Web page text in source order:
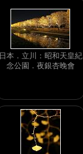
日本．立川：昭和天皇紀
念公園．夜銀杏晚會